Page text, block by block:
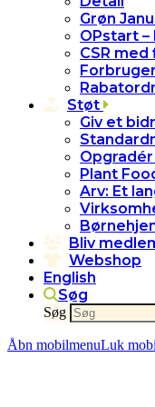
Grøn
OPstart
CSR
Støt
Giv et
Plant
Arv: Et
Bliv
Webshop
English
Søg
Søg
Åbn mobilmenuLuk